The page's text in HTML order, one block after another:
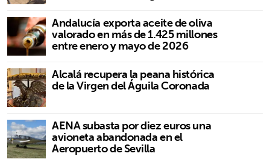
Andalucía exporta aceite de oliva
valorado en más de 1.425 millones
entre enero y mayo de 2026
Alcalá recupera la peana histórica
de la Virgen del Águila Coronada
AENA subasta por diez euros una
avioneta abandonada en el
Aeropuerto de Sevilla